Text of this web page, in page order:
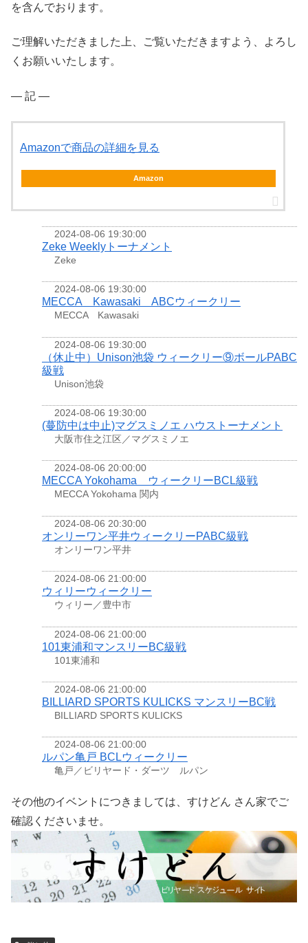
を含んでおります。
ご理解いただきました上、ご覧いただきますよう、よろし
くお願いいたします。
― 記 ―
Amazonで商品の詳細を見る
Amazon
2024-08-06 19:30:00
Zeke Weeklyトーナメント
Zeke
2024-08-06 19:30:00
MECCA Kawasaki ABCウィークリー
MECCA Kawasaki
2024-08-06 19:30:00
（休止中）Unison池袋 ウィークリー⑨ボールPABC
級戦
Unison池袋
2024-08-06 19:30:00
(蔓防中は中止)マグスミノエ ハウストーナメント
大阪市住之江区／マグスミノエ
2024-08-06 20:00:00
MECCA Yokohama ウィークリーBCL級戦
MECCA Yokohama 関内
2024-08-06 20:30:00
オンリーワン平井ウィークリーPABC級戦
オンリーワン平井
2024-08-06 21:00:00
ウィリーウィークリー
ウィリー／豊中市
2024-08-06 21:00:00
101東浦和マンスリーBC級戦
101東浦和
2024-08-06 21:00:00
BILLIARD SPORTS KULICKS マンスリーBC戦
BILLIARD SPORTS KULICKS
2024-08-06 21:00:00
ルパン亀戸 BCLウィークリー
亀戸／ビリヤード・ダーツ ルパン
その他のイベントにつきましては、すけどん さん家でご
確認くださいませ。